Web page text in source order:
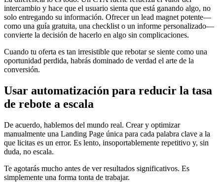
intercambio y hace que el usuario sienta que está ganando algo, no
solo entregando su información. Ofrecer un lead magnet potente—
como una guía gratuita, una checklist o un informe personalizado—
convierte la decisión de hacerlo en algo sin complicaciones.
Cuando tu oferta es tan irresistible que rebotar se siente como una
oportunidad perdida, habrás dominado de verdad el arte de la
conversión.
Usar automatización para reducir la tasa
de rebote a escala
De acuerdo, hablemos del mundo real. Crear y optimizar
manualmente una Landing Page única para cada palabra clave a la
que licitas es un error. Es lento, insoportablemente repetitivo y, sin
duda, no escala.
Te agotarás mucho antes de ver resultados significativos. Es
simplemente una forma tonta de trabajar.